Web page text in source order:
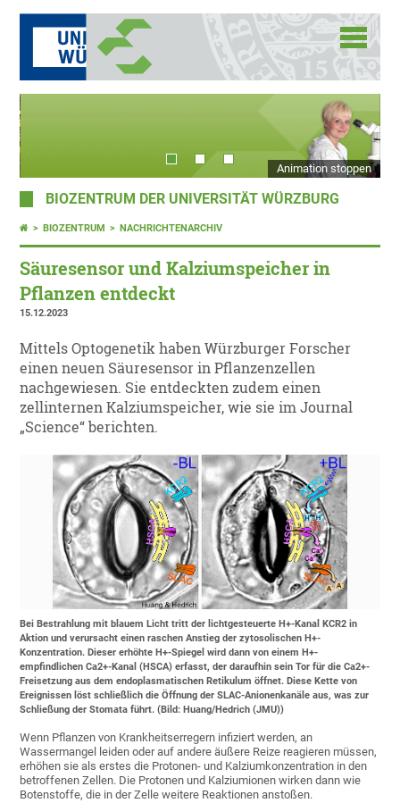
Animation stoppen
BIOZENTRUM DER UNIVERSITÄT WÜRZBURG
BIOZENTRUM NACHRICHTENARCHIV
Säuresensor und Kalziumspeicher in
Pflanzen entdeckt
15.12.2023
Mittels Optogenetik haben Würzburger Forscher
einen neuen Säuresensor in Pflanzenzellen
nachgewiesen. Sie entdeckten zudem einen
zellinternen Kalziumspeicher, wie sie im Journal
„Science“ berichten.
Bei Bestrahlung mit blauem Licht tritt der lichtgesteuerte H+-Kanal KCR2 in
Aktion und verursacht einen raschen Anstieg der zytosolischen H+-
Konzentration. Dieser erhöhte H+-Spiegel wird dann von einem H+-
empfindlichen Ca2+-Kanal (HSCA) erfasst, der daraufhin sein Tor für die Ca2+-
Freisetzung aus dem endoplasmatischen Retikulum öffnet. Diese Kette von
Ereignissen löst schließlich die Öffnung der SLAC-Anionenkanäle aus, was zur
Schließung der Stomata führt. (Bild: Huang/Hedrich (JMU))
Wenn Pflanzen von Krankheitserregern infiziert werden, an
Wassermangel leiden oder auf andere äußere Reize reagieren müssen,
erhöhen sie als erstes die Protonen- und Kalziumkonzentration in den
betroffenen Zellen. Die Protonen und Kalziumionen wirken dann wie
Botenstoffe, die in der Zelle weitere Reaktionen anstoßen.